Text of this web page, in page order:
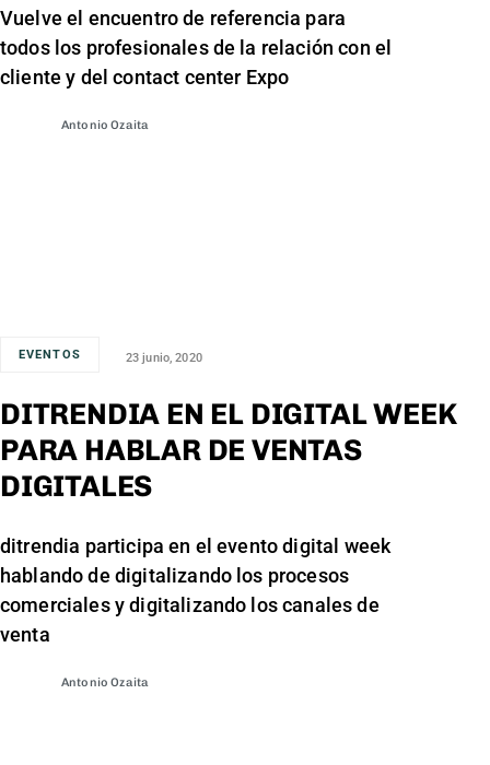
Vuelve el encuentro de referencia para
todos los profesionales de la relación con el
cliente y del contact center Expo
Antonio Ozaita
EVENTOS 23 junio, 2020
DITRENDIA EN EL DIGITAL WEEK
PARA HABLAR DE VENTAS
DIGITALES
ditrendia participa en el evento digital week
hablando de digitalizando los procesos
comerciales y digitalizando los canales de
venta
Antonio Ozaita